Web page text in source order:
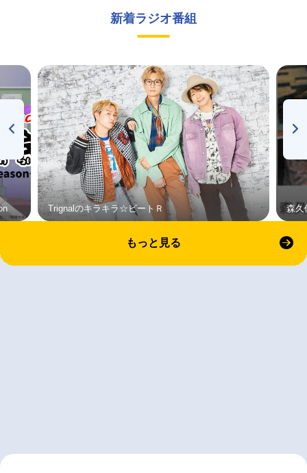
新着ラジオ番組
Trignalのキラキラ☆ビートＲ 森久
もっと見る